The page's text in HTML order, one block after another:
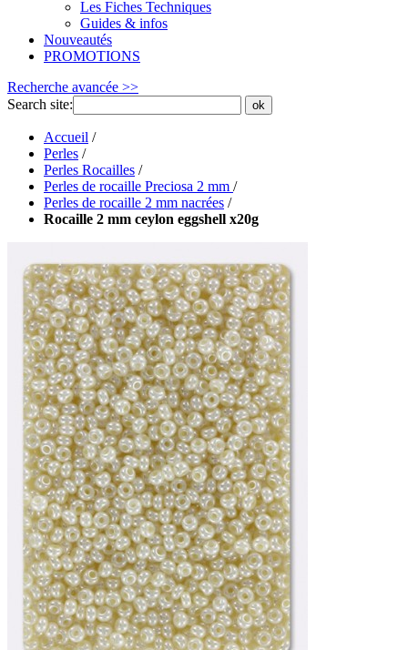
Les Fiches Techniques
Guides & infos
Nouveautés
PROMOTIONS
Recherche avancée >>
Search site:
ok
Accueil /
Perles /
Perles Rocailles /
Perles de rocaille Preciosa 2 mm /
Perles de rocaille 2 mm nacrées /
Rocaille 2 mm ceylon eggshell x20g